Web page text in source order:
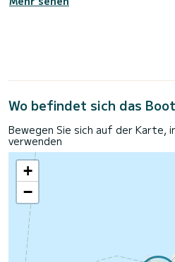
Wo befindet sich das
Bewegen Sie sich auf der Karte,
verwenden
+
−